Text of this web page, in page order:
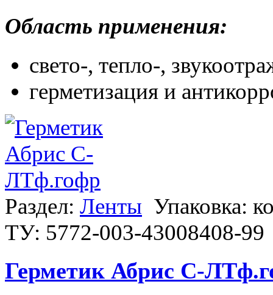
Область применения:
свето-, тепло-,
герметизация и
Раздел: Ленты Упаковка:
ТУ: 5772-003-43008408-99
Герметик Абрис С-